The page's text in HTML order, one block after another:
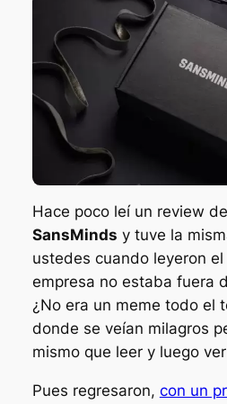
Hace poco leí un review
SansMinds y tuve la
ustedes cuando leyeron
empresa no estaba fuera
¿No era un meme todo el
donde se veían milagros
mismo que leer y luego
Pues regresaron, con un